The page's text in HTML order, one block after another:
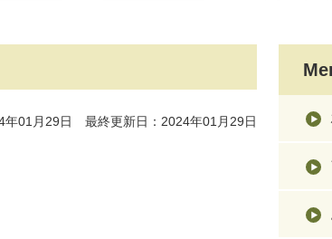
年01月29日 最終更新日：2024年01月29日